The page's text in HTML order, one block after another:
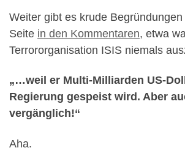
Weiter gibt es krude
Seite in den Kommentaren, etwa
Terrororganisation ISIS niemals
„…weil er Multi-Milliarden US-
Regierung gespeist wird. Aber
vergänglich!“
Aha.